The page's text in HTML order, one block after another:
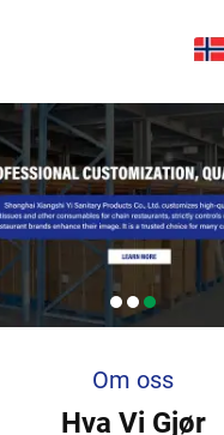
Om oss
Hva Vi Gjør